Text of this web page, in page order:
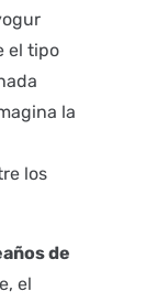
el tipo
la
los
de
el